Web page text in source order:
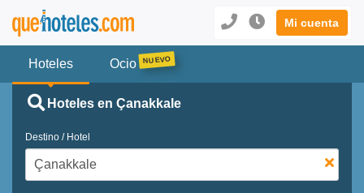
Mi cuenta
Hoteles Ocio
Hoteles en Çanakkale
Destino / Hotel